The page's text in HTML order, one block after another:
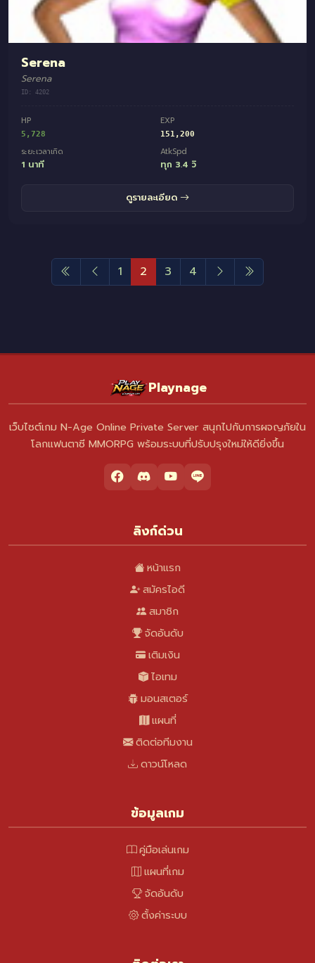
Serena
Serena
ID: 4202
HP
5,728
EXP
151,200
ระยะเวลาเกิด
1 นาที
AtkSpd
ทุก 3.4 วิ
ดูรายละเอียด
1 2 3 4
Playnage
เว็บไซต์เกม N-Age Online Private Server สนุกไปกับการผจญภัยใน
โลกแฟนตาซี MMORPG พร้อมระบบที่ปรับปรุงใหม่ให้ดียิ่งขึ้น
ลิงก์ด่วน
หน้าแรก
สมัครไอดี
สมาชิก
จัดอันดับ
เติมเงิน
ไอเทม
มอนสเตอร์
แผนที่
ติดต่อทีมงาน
ดาวน์โหลด
ข้อมูลเกม
คู่มือเล่นเกม
แผนที่เกม
จัดอันดับ
ตั้งค่าระบบ